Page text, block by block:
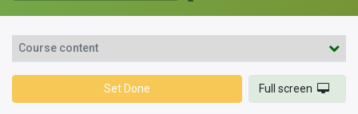
Course content
Set Done Full screen